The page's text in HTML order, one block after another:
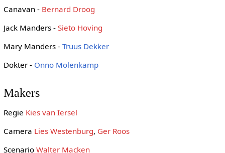
Canavan - Bernard Droog
Jack Manders - Sieto Hoving
Mary Manders - Truus Dekker
Dokter - Onno Molenkamp
Makers
Regie Kies van Iersel
Camera Lies Westenburg, Ger Roos
Scenario Walter Macken